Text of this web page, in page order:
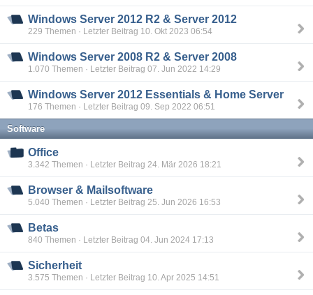
Windows Server 2012 R2 & Server 2012
229 Themen · Letzter Beitrag 10. Okt 2023 06:54
Windows Server 2008 R2 & Server 2008
1.070 Themen · Letzter Beitrag 07. Jun 2022 14:29
Windows Server 2012 Essentials & Home Server
176 Themen · Letzter Beitrag 09. Sep 2022 06:51
Software
Office
3.342 Themen · Letzter Beitrag 24. Mär 2026 18:21
Browser & Mailsoftware
5.040 Themen · Letzter Beitrag 25. Jun 2026 16:53
Betas
840 Themen · Letzter Beitrag 04. Jun 2024 17:13
Sicherheit
3.575 Themen · Letzter Beitrag 10. Apr 2025 14:51